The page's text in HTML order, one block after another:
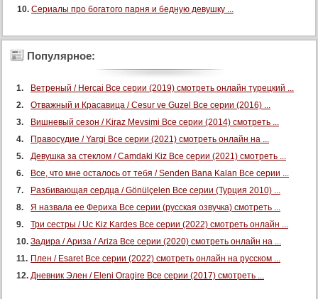
107 серия
111 серия
112 серия
113 серия
114 серия
116 серия
117 серия
118 серия
119 серия
120 серия
Сериалы про богатого парня и бедную девушку ...
Популярное:
Ветреный / Hercai Все серии (2019) смотреть онлайн турецкий ...
Отважный и Красавица / Cesur ve Guzel Все серии (2016) ...
Вишневый сезон / Kiraz Mevsimi Все серии (2014) смотреть ...
Правосудие / Yargi Все серии (2021) смотреть онлайн на ...
Девушка за стеклом / Camdaki Kiz Все серии (2021) смотреть ...
Все, что мне осталось от тебя / Senden Bana Kalan Все серии ...
Разбивающая сердца / Gönülçelen Все серии (Турция 2010) ...
Я назвала ее Фериха Все серии (русская озвучка) смотреть ...
Три сестры / Uc Kiz Kardes Все серии (2022) смотреть онлайн ...
Задира / Ариза / Ariza Все серии (2020) смотреть онлайн на ...
Плен / Esaret Все серии (2022) смотреть онлайн на русском ...
Дневник Элен / Eleni Oragire Все серии (2017) смотреть ...